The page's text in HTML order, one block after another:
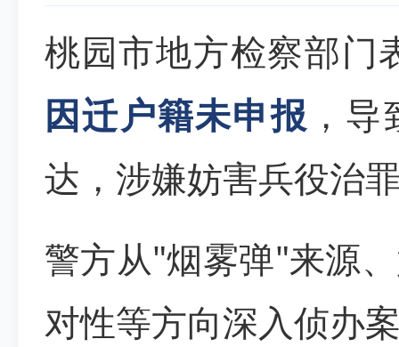
桃园市地方检察部门
因迁户籍未申报 ，
达，涉嫌妨害兵役治
警方从"烟雾弹"来源
对性等方向深入侦办